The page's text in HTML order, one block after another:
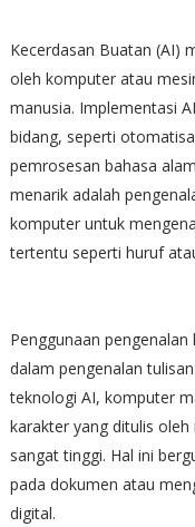
Kecerdasan Buatan (AI)
oleh komputer atau
manusia. Implementasi
bidang, seperti
pemrosesan bahasa
menarik adalah
komputer untuk
tertentu seperti huruf
Penggunaan
dalam pengenalan
teknologi AI, komputer
karakter yang ditulis
sangat tinggi. Hal ini
pada dokumen atau
digital.